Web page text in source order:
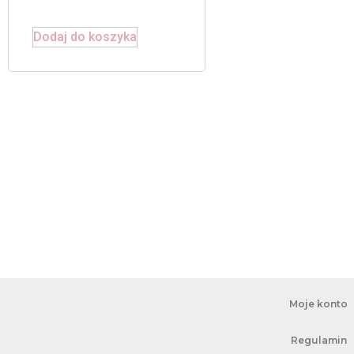
Dodaj do koszyka
Moje konto
Regulamin